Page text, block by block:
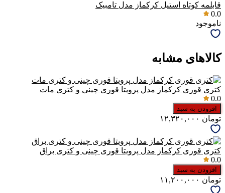
قابلمه کوتاه استیل کرکماز مدل تامبیک
0.0
ناموجود
کالاهای مشابه
کتری قوری کرکماز مدل پرویتا قوری چینی و کتری مات
0.0
افزودن به سبد
تومان
کتری قوری کرکماز مدل پرویتا قوری چینی و کتری براق
0.0
افزودن به سبد
تومان